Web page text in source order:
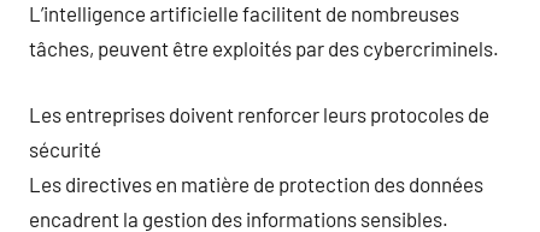
L’intelligence artificielle facilitent de nombreuses
tâches, peuvent être exploités par des cybercriminels.
Les entreprises doivent renforcer leurs protocoles de
sécurité
Les directives en matière de protection des données
encadrent la gestion des informations sensibles.